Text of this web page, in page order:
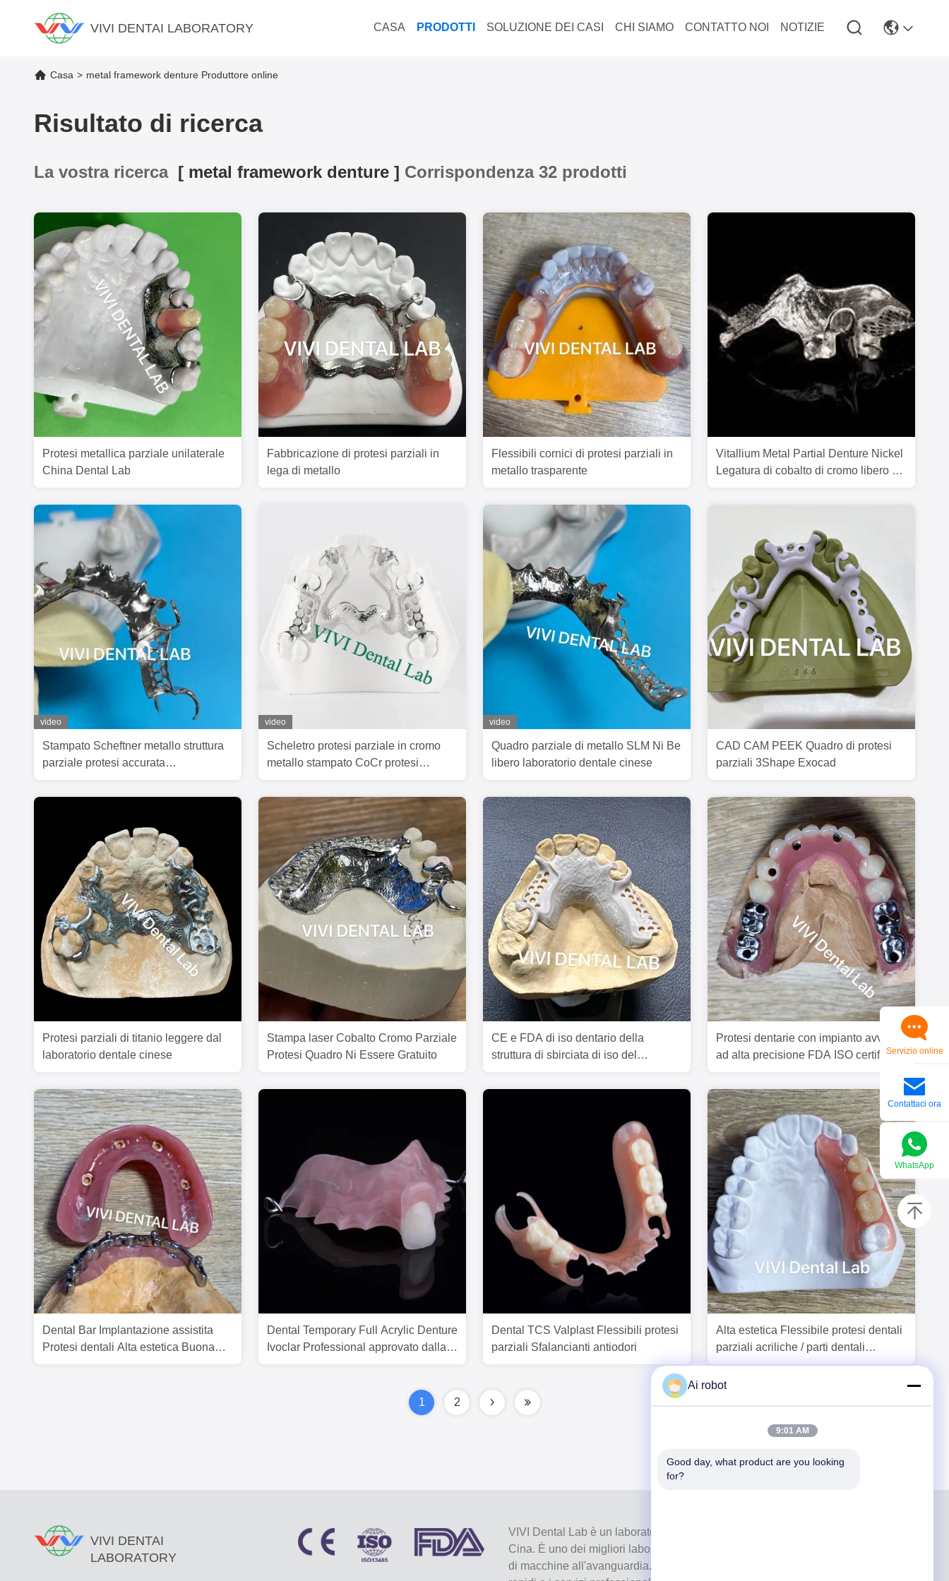
VIVI DENTAI LABORATORY CASA PRODOTTI SOLUZIONE DEI CASI CHI SIAMO CONTATTO NOI NOTIZIE
Casa > metal framework denture Produttore online
Risultato di ricerca
La vostra ricerca [ metal framework denture ] Corrispondenza 32 prodotti
Protesi metallica parziale unilaterale
China Dental Lab
Fabbricazione di protesi parziali in
lega di metallo
Flessibili cornici di protesi parziali in
metallo trasparente
Vitallium Metal Partial Denture Nickel
Legatura di cobalto di cromo libero di
video
Stampato Scheftner metallo struttura
parziale protesi accurata
video
Scheletro protesi parziale in cromo
metallo stampato CoCr protesi
video
Quadro parziale di metallo SLM Ni Be
libero laboratorio dentale cinese
CAD CAM PEEK Quadro di protesi
parziali 3Shape Exocad
Protesi parziali di titanio leggere dal
laboratorio dentale cinese
Stampa laser Cobalto Cromo Parziale
Protesi Quadro Ni Essere Gratuito
CE e FDA di iso dentario della
struttura di sbirciata di iso del
Cina
Protesi dentarie con impianto avvitato
ad alta precisione FDA ISO certificato
Dental Bar Implantazione assistita
Protesi dentali Alta estetica Buona
Dental Temporary Full Acrylic Denture
Ivoclar Professional approvato dalla
Dental TCS Valplast Flessibili protesi
parziali Sfalancianti antiodori
Alta estetica Flessibile protesi dentali
parziali acriliche / parti dentali
Valplast
1 2
VIVI DENTAI
LABORATORY
VIVI Dental Lab è un laboratorio a servizio completo di alto livello di Shenzhen, in
Cina. È uno dei migliori laboratori odontotecnici certificati CE, ISO e FDA e dotati
di macchine all'avanguardia. Suo l'impegno per l'alta qualità, i tempi di consegna
Servizio online
Contattaci ora
WhatsApp
Ai robot
9:01 AM
Good day, what product are you looking
for?